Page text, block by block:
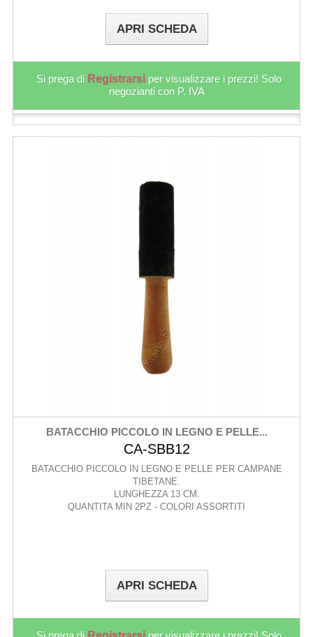
APRI SCHEDA
Si prega di Registrarsi per visualizzare i prezzi! Solo
negozianti con P. IVA
BATACCHIO PICCOLO IN LEGNO E PELLE...
CA-SBB12
BATACCHIO PICCOLO IN LEGNO E PELLE PER CAMPANE
TIBETANE.
LUNGHEZZA 13 CM.
QUANTITA MIN 2PZ - COLORI ASSORTITI
APRI SCHEDA